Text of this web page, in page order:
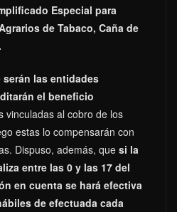
Especial para
de Tabaco, Caña de
serán las entidades
el beneficio
vinculadas al cobro de los
estas lo compensarán con
Dispuso, además, que si la
entre las 0 y las 17 del
en cuenta se hará efectiva
de efectuada cada